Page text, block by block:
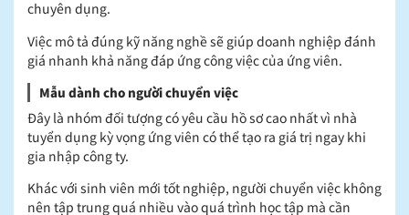
chuyên dụng.
Việc mô tả đúng kỹ năng nghề sẽ giúp doanh nghiệp đánh
giá nhanh khả năng đáp ứng công việc của ứng viên.
Mẫu dành cho người chuyển việc
Đây là nhóm đối tượng có yêu cầu hồ sơ cao nhất vì nhà
tuyển dụng kỳ vọng ứng viên có thể tạo ra giá trị ngay khi
gia nhập công ty.
Khác với sinh viên mới tốt nghiệp, người chuyển việc không
nên tập trung quá nhiều vào quá trình học tập mà cần